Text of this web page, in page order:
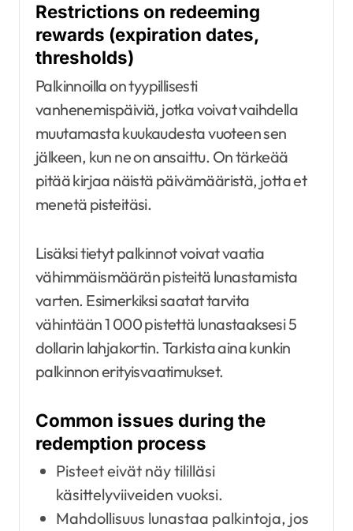
Restrictions on redeeming
rewards (expiration dates,
thresholds)
Palkinnoilla on tyypillisesti
vanhenemispäiviä, jotka voivat vaihdella
muutamasta kuukaudesta vuoteen sen
jälkeen, kun ne on ansaittu. On tärkeää
pitää kirjaa näistä päivämääristä, jotta et
menetä pisteitäsi.
Lisäksi tietyt palkinnot voivat vaatia
vähimmäismäärän pisteitä lunastamista
varten. Esimerkiksi saatat tarvita
vähintään 1 000 pistettä lunastaaksesi 5
dollarin lahjakortin. Tarkista aina kunkin
palkinnon erityisvaatimukset.
Common issues during the
redemption process
Pisteet eivät näy tililläsi
käsittelyviiveiden vuoksi.
Mahdollisuus lunastaa palkintoja, jos